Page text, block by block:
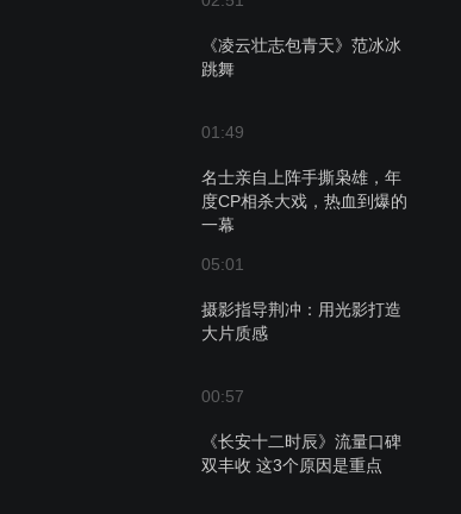
《凌云壮志包青天》范冰冰
跳舞
01:49
名士亲自上阵手撕枭雄，年
度CP相杀大戏，热血到爆的
一幕
05:01
摄影指导荆冲：用光影打造
大片质感
00:57
《长安十二时辰》流量口碑
双丰收 这3个原因是重点